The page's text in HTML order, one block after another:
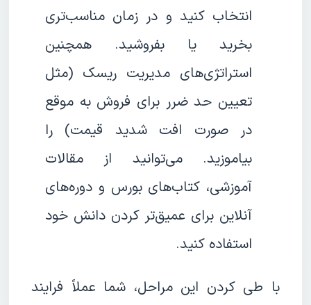
انتخاب کنید و در زمان مناسب‌تری
بخرید یا بفروشید. همچنین
استراتژی‌های مدیریت ریسک (مثل
تعیین حد ضرر برای فروش به موقع
در صورت افت شدید قیمت) را
بیاموزید. می‌توانید از مقالات
آموزشی، کتاب‌های بورس و دوره‌های
آنلاین برای عمیق‌تر کردن دانش خود
استفاده کنید.
با طی کردن این مراحل، شما عملاً فرایند